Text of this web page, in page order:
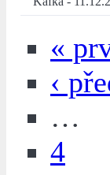
«
‹
…
4